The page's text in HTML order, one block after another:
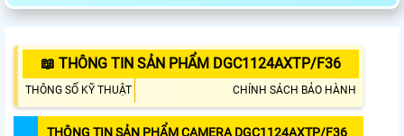
📖 THÔNG TIN SẢN PHẨM DGC1124AXTP/F36
THÔNG SỐ KỸ THUẬT CHÍNH SÁCH BẢO HÀNH
THÔNG TIN SẢN PHẨM CAMERA DGC1124AXTP/F36